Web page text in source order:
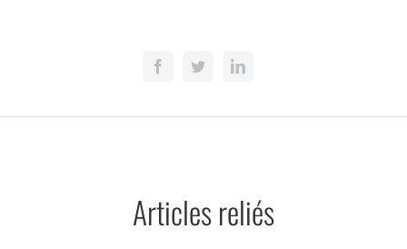
Articles reliés